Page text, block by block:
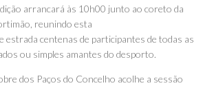
arrancará às 10h00 junto ao coreto da
reunindo esta
estrada centenas de participantes de todas as
ou simples amantes do desporto.
dos Paços do Concelho acolhe a sessão